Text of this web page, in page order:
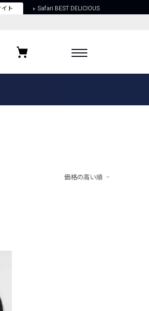
ト Safari BEST DELICIOUS
お気に入りブランド
価格の高い順